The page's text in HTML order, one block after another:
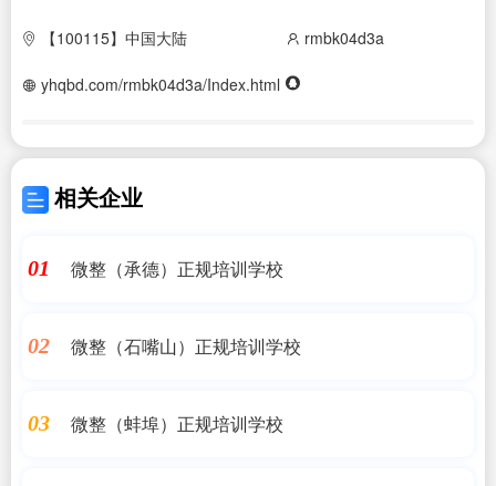
【100115】中国大陆 rmbk04d3a
yhqbd.com/rmbk04d3a/Index.html
相关企业
01 微整（承德）正规培训学校
02 微整（石嘴山）正规培训学校
03 微整（蚌埠）正规培训学校